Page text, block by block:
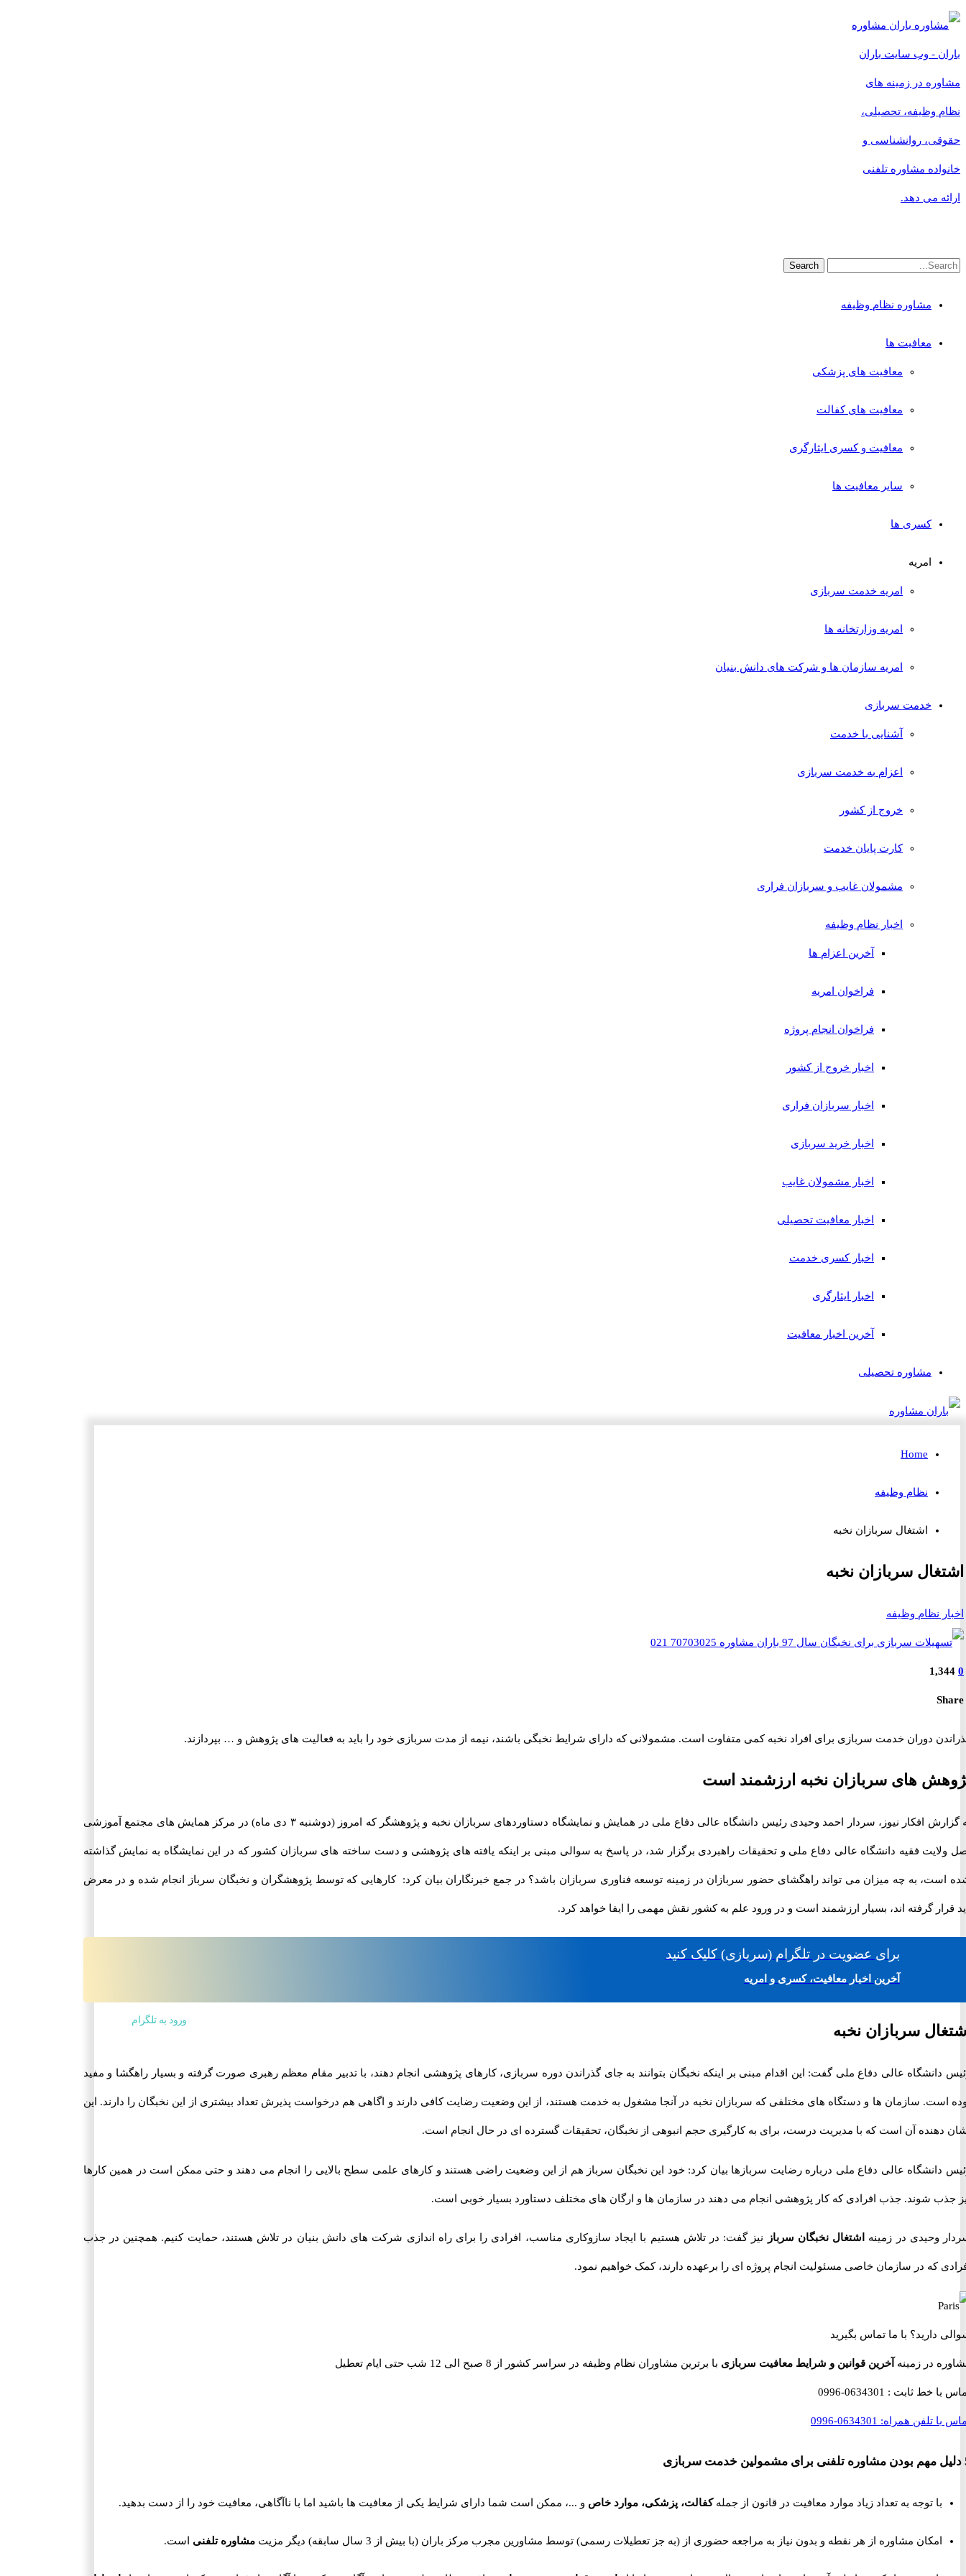
مشاوره
باران - وب سایت باران
مشاوره در زمینه های
نظام وظیفه، تحصیلی،
حقوقی، روانشناسی و
خانواده مشاوره تلفنی
ارائه می دهد.
مشاوره نظام وظیفه
معافیت ها
معافیت های پزشکی
معافیت های کفالت
معافیت و کسری ایثارگری
سایر معافیت ها
کسری ها
امریه
امریه خدمت سربازی
امریه وزارتخانه ها
امریه سازمان ها و شرکت های دانش بنیان
خدمت سربازی
آشنایی با خدمت
اعزام به خدمت سربازی
خروج از کشور
کارت پایان خدمت
مشمولان غایب و سربازان فراری
اخبار نظام وظیفه
آخرین اعزام ها
فراخوان امریه
فراخوان انجام پروژه
اخبار خروج از کشور
اخبار سربازان فراری
اخبار خرید سربازی
اخبار مشمولان غایب
اخبار معافیت تحصیلی
اخبار کسری خدمت
اخبار ایثارگری
آخرین اخبار معافیت
مشاوره تحصیلی
Home
نظام وظیفه
اشتغال سربازان نخبه
اشتغال سربازان نخبه
اخبار نظام وظیفه
0
1,344
Share
دوران خدمت سربازی برای افراد نخبه کمی متفاوت است. مشمولانی که دارای شرایط نخبگی باشند، نیمه از مدت سربازی خود را باید به فعالیت های پژوهش و … بپردازند.
های سربازان نخبه ارزشمند است
به گزارش افکار نیوز، سردار احمد وحیدی رئیس دانشگاه عالی دفاع ملی در همایش و نمایشگاه دستاوردهای سربازان نخبه و پژوهشگر که امروز (دوشنبه ۳ دی ماه) در مرکز همایش های مجتمع آموزشی
ولایت فقیه دانشگاه عالی دفاع ملی و تحقیقات راهبردی برگزار شد، در پاسخ به سوالی مبنی بر اینکه یافته های پژوهشی و دست ساخته های سربازان کشور که در این نمایشگاه به نمایش گذاشته
است، به چه میزان می تواند راهگشای حضور سربازان در زمینه توسعه فناوری سربازان باشد؟ در جمع خبرنگاران بیان کرد: کارهایی که توسط پژوهشگران و نخبگان سرباز انجام شده و در معرض
قرار گرفته اند، بسیار ارزشمند است و در ورود علم به کشور نقش مهمی را ایفا خواهد کرد.
برای عضویت در تلگرام (سربازی) کلیک کنید
آخرین اخبار معافیت، کسری و امریه
ورود به تلگرام
سربازان نخبه
دانشگاه عالی دفاع ملی گفت: این اقدام مبنی بر اینکه نخبگان بتوانند به جای گذراندن دوره سربازی، کارهای پژوهشی انجام دهند، با تدبیر مقام معظم رهبری صورت گرفته و بسیار راهگشا و مفید
است. سازمان ها و دستگاه های مختلفی که سربازان نخبه در آنجا مشغول به خدمت هستند، از این وضعیت رضایت کافی دارند و اگاهی هم درخواست پذیرش تعداد بیشتری از این نخبگان را دارند. این
دهنده آن است که با مدیریت درست، برای به کارگیری حجم انبوهی از نخبگان، تحقیقات گسترده ای در حال انجام است.
دانشگاه عالی دفاع ملی درباره رضایت سربازها بیان کرد: خود این نخبگان سرباز هم از این وضعیت راضی هستند و کارهای علمی سطح بالایی را انجام می دهند و حتی ممکن است در همین کارها
جذب شوند. جذب افرادی که کار پژوهشی انجام می دهند در سازمان ها و ارگان های مختلف دستاورد بسیار خوبی است.
وحیدی در زمینه اشتغال نخبگان سرباز نیز گفت: در تلاش هستیم با ایجاد سازوکاری مناسب، افرادی را برای راه اندازی شرکت های دانش بنیان در تلاش هستند، حمایت کنیم. همچنین در جذب
که در سازمان خاصی مسئولیت انجام پروژه ای را برعهده دارند، کمک خواهیم نمود.
دارید؟ با ما تماس بگیرید
در زمینه آخرین قوانین و شرایط معافیت سربازی با برترین مشاوران نظام وظیفه در سراسر کشور از 8 صبح الی 12 شب حتی ایام تعطیل
با خط ثابت : 0634301-0996
با تلفن همراه: 0634301-0996
سربازی
با توجه به تعداد زیاد موارد معافیت در قانون از جملهکفالت، پزشکی، موارد خاص و ...، ممکن است شما دارای شرایط یکی از معافیت ها باشید اما با ناآگاهی، معافیت خود را از دست بدهید.
امکان مشاوره از هر نقطه و بدون نیاز به مراجعه حضوری از (به جز تعطیلات رسمی) توسط مشاورین مجرب مرکز باران (با بیش از 3 سال سابقه) دیگر مزیت مشاوره تلفنی است.